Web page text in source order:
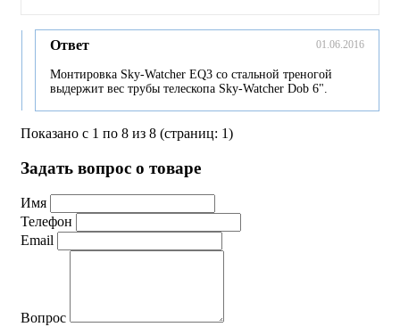
Ответ 01.06.2016
Монтировка Sky-Watcher EQ3 со стальной треногой
выдержит вес трубы телескопа Sky-Watcher Dob 6".
Показано с 1 по 8 из 8 (страниц: 1)
Задать вопрос о товаре
Имя
Телефон
Email
Вопрос